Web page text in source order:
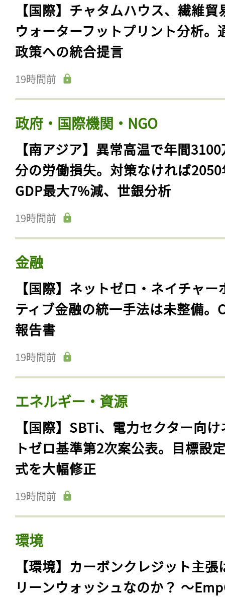
【国際】チャタムハウス、繊維貿
ウォーターフットプリント分析。
政策への統合提言
19時間前
政府・国際機関・NGO
【南アジア】異常高温で年間
分の労働損失。対策なければ
GDP最大7%減、世銀分析
19時間前
金融
【国際】ネットゼロ・ネイチャー
ティブ金融の統一手法は未整備。
報告書
19時間前
エネルギー・資源
【国際】SBTi、電力セクター向
トゼロ基準第2次案公表。目標設
式を大幅修正
19時間前
環境
【環境】カーボンクレジット主張
リーンウォッシュなのか？ 〜